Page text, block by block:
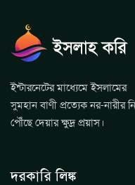
ইন্টারনেটের মাধ্যেমে ইসলামের
সুমহান বাণী প্রত্যেক নর-নারীর
পৌঁছে দেয়ার ক্ষুদ্র প্রয়াস।
দরকারি লিঙ্ক